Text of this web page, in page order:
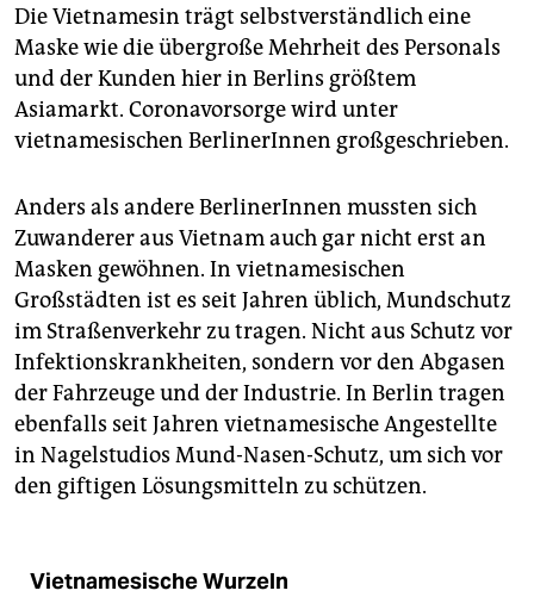
Die Vietnamesin trägt selbstverständlich eine
Maske wie die übergroße Mehrheit des Personals
und der Kunden hier in Berlins größtem
Asiamarkt. Coronavorsorge wird unter
vietnamesischen BerlinerInnen großgeschrieben.
Anders als andere BerlinerInnen mussten sich
Zuwanderer aus Vietnam auch gar nicht erst an
Masken gewöhnen. In vietnamesischen
Großstädten ist es seit Jahren üblich, Mundschutz
im Straßenverkehr zu tragen. Nicht aus Schutz vor
Infektionskrankheiten, sondern vor den Abgasen
der Fahrzeuge und der Industrie. In Berlin tragen
ebenfalls seit Jahren vietnamesische Angestellte
in Nagelstudios Mund-Nasen-Schutz, um sich vor
den giftigen Lösungsmitteln zu schützen.
Vietnamesische Wurzeln